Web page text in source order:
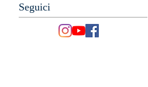
Seguici